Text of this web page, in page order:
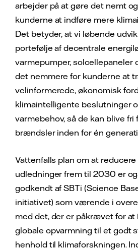
arbejder på at gøre det nemt
kunderne at indføre mere
Det betyder, at vi løbende
portefølje af decentrale
varmepumper, solcellepaneler
det nemmere for kunderne at
velinformerede, økonomisk
klimaintelligente beslutninger
varmebehov, så de kan blive fri
brændsler inden for én
Vattenfalls plan om at
udledninger frem til 2030 er
godkendt af SBTi (Science
initiativet) som værende i
med det, der er påkrævet for
globale opvarmning til et godt
henhold til klimaforskningen.